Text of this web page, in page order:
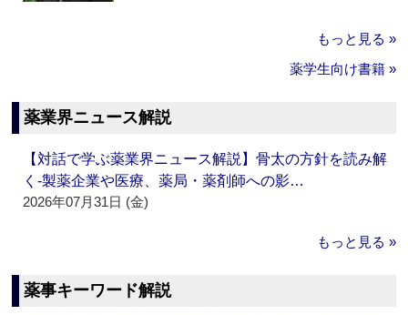
もっと見る »
薬学生向け書籍 »
薬業界ニュース解説
【対話で学ぶ薬業界ニュース解説】骨太の方針を読み解
く‐製薬企業や医療、薬局・薬剤師への影…
2026年07月31日 (金)
もっと見る »
薬事キーワード解説